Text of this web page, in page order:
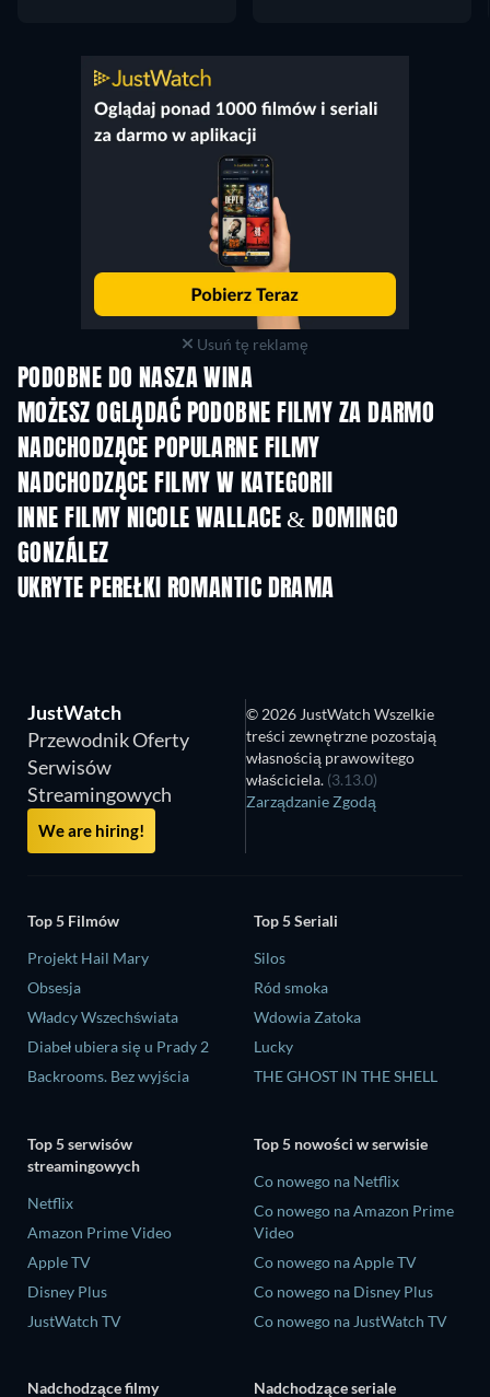
Usuń tę reklamę
PODOBNE DO NASZA WINA
MOŻESZ OGLĄDAĆ PODOBNE FILMY ZA DARMO
NADCHODZĄCE POPULARNE FILMY
NADCHODZĄCE FILMY W KATEGORII
INNE FILMY NICOLE WALLACE & DOMINGO
GONZÁLEZ
UKRYTE PEREŁKI ROMANTIC DRAMA
JustWatch
Przewodnik Oferty
Serwisów
Streamingowych
We are hiring!
© 2026 JustWatch Wszelkie
treści zewnętrzne pozostają
własnością prawowitego
właściciela. (3.13.0)
Zarządzanie Zgodą
Top 5 Filmów
Projekt Hail Mary
Obsesja
Władcy Wszechświata
Diabeł ubiera się u Prady 2
Backrooms. Bez wyjścia
Top 5 Seriali
Silos
Ród smoka
Wdowia Zatoka
Lucky
THE GHOST IN THE SHELL
Top 5 serwisów
streamingowych
Netflix
Amazon Prime Video
Apple TV
Disney Plus
JustWatch TV
Top 5 nowości w serwisie
Co nowego na Netflix
Co nowego na Amazon Prime
Video
Co nowego na Apple TV
Co nowego na Disney Plus
Co nowego na JustWatch TV
Nadchodzące filmy Nadchodzące seriale